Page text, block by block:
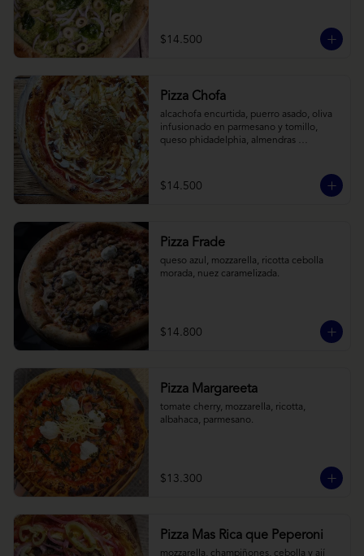
$14.500
Pizza Chofa
alcachofa encurtida, puerro asado, oliva
infusionado en parmesano y tomillo,
queso phidadelphia, almendras
$14.500
Pizza Frade
queso azul, mozzarella, ricotta cebolla
morada, nuez caramelizada.
$14.800
Pizza Margareeta
tomate cherry, mozzarella, ricotta,
albahaca, parmesano.
$13.300
Pizza Mas Rica que Peperoni
mozzarella, champiñones, cebolla y ají